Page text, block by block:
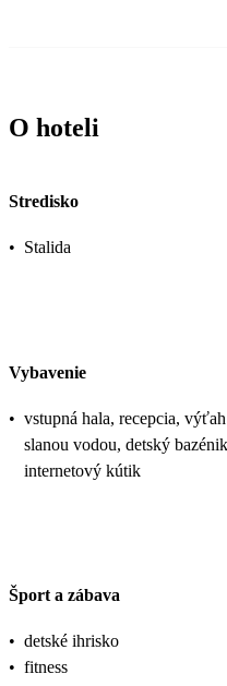
O hoteli
Stredisko
• Stalida
Vybavenie
• vstupná hala, recepcia,
slanou vodou, detský
internetový kútik
Šport a zábava
• detské ihrisko
• fitness